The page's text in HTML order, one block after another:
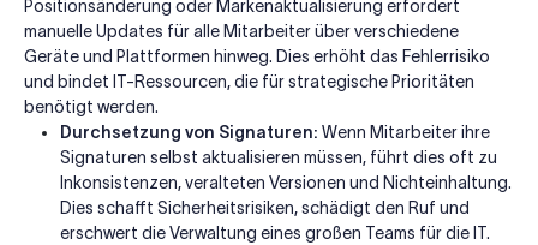
Positionsänderung oder Markenaktualisierung erfordert
manuelle Updates für alle Mitarbeiter über verschiedene
Geräte und Plattformen hinweg. Dies erhöht das Fehlerrisiko
und bindet IT-Ressourcen, die für strategische Prioritäten
benötigt werden.
Durchsetzung von Signaturen: Wenn Mitarbeiter ihre
Signaturen selbst aktualisieren müssen, führt dies oft zu
Inkonsistenzen, veralteten Versionen und Nichteinhaltung.
Dies schafft Sicherheitsrisiken, schädigt den Ruf und
erschwert die Verwaltung eines großen Teams für die IT.